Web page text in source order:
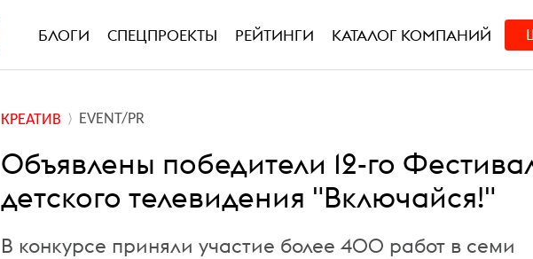
БЛОГИ СПЕЦПРОЕКТЫ РЕЙТИНГИ КАТАЛОГ КОМПАНИЙ
КРЕАТИВ EVENT/PR
Объявлены победители 12-го
детского телевидения "Включайся!"
В конкурсе приняли участие более 400 работ в семи